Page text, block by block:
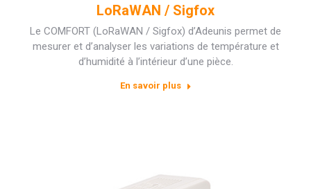
LoRaWAN / Sigfox
Le COMFORT (LoRaWAN / Sigfox) d’Adeunis permet de
mesurer et d’analyser les variations de température et
d’humidité à l’intérieur d’une pièce.
En savoir plus